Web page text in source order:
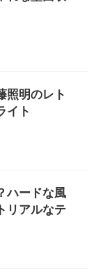
照明のレト
イト
ハードな風
リアルなテ